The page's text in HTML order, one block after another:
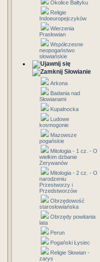
Okolice Bałtyku
Religie
Indoeuropejczyków
Wierzenia
Prasłowian
Współczesne
neopogaństwo
słowiańskie
Słowianie
Arkona
Badania nad
Słowianami
Kupalnocka
Ludowe
kosmogonie
Mazowsze
pogańskie
Mitologia - 1 cz. - O
wielkim dzbanie
Zerywanów
Mitologia - 2 cz. - O
narodzeniu
Przestworzy i
Przedstworzów
Obrzędowość
starosłowiańska
Obrzędy powitania
lata
Perun
Pogański Łysiec
Religie Słowian -
zarys